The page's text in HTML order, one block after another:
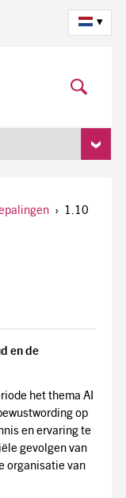
▾
› 1.10
en de
het thema AI
op
en ervaring te
gevolgen van
organisatie van